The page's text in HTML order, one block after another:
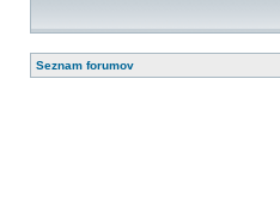
Seznam forumov